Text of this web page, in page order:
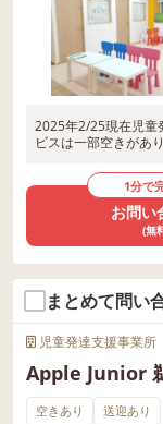
2025年2/25現在児童
ビスは一部空きがあ
1分で
お問い
(無
まとめて問い
児童発達支援事業所
Apple Junior
空きあり 送迎あり